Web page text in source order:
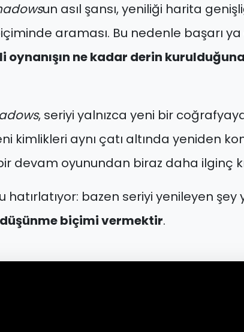
un asıl şansı, yeniliği harita
araması. Bu nedenle başarı ya
oynanışın ne kadar derin kurulduğuna
, seriyi yalnızca yeni bir
kimlikleri aynı çatı altında yeniden
devam oyunundan biraz daha ilginç
hatırlatıyor: bazen seriyi yenileyen
biçimi vermektir.